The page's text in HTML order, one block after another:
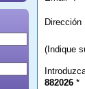
(Indique
882026 *